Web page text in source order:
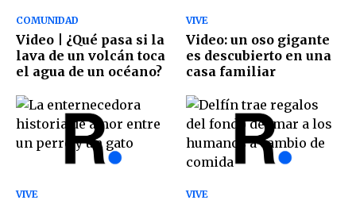
COMUNIDAD
Video | ¿Qué pasa si la
lava de un volcán toca
el agua de un océano?
VIVE
Video: un oso gigante
es descubierto en una
casa familiar
VIVE VIVE